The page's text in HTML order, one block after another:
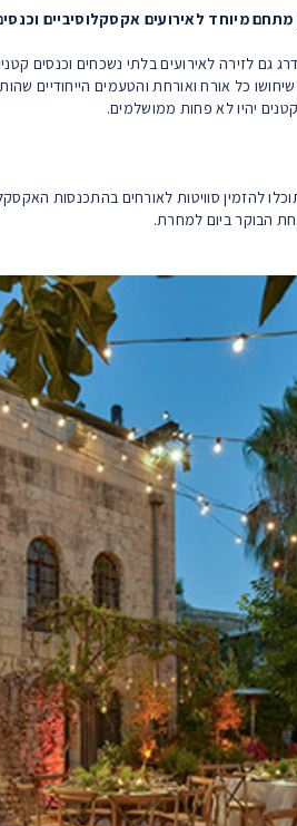
לזירה לאירועים בלתי נשכחים וכנסים
כל אורח ואורחת והטעמים
יהיו לא פחות ממושלמים.
להזמין סוויטות לאורחים בהתכנסות
הבוקר ביום למחרת.